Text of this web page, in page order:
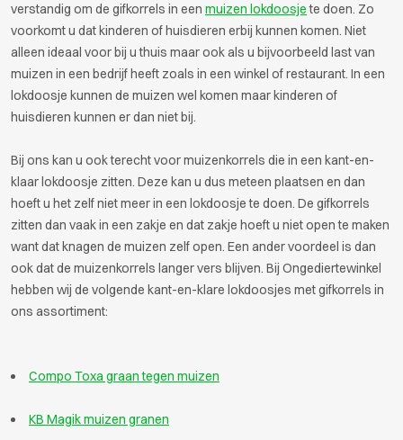
verstandig om de gifkorrels in een muizen lokdoosjete doen. Zo
voorkomt u dat kinderen of huisdieren erbij kunnen komen. Niet
alleen ideaal voor bij u thuis maar ook als u bijvoorbeeld last van
muizen in een bedrijf heeft zoals in een winkel of restaurant. In een
lokdoosje kunnen de muizen wel komen maar kinderen of
huisdieren kunnen er dan niet bij.
Bij ons kan u ook terecht voor muizenkorrels die in een kant-en-
klaar lokdoosje zitten. Deze kan u dus meteen plaatsen en dan
hoeft u het zelf niet meer in een lokdoosje te doen. De gifkorrels
zitten dan vaak in een zakje en dat zakje hoeft u niet open te maken
want dat knagen de muizen zelf open. Een ander voordeel is dan
ook dat de muizenkorrels langer vers blijven. Bij Ongediertewinkel
hebben wij de volgende kant-en-klare lokdoosjes met gifkorrels in
ons assortiment:
Compo Toxa graan tegen muizen
KB Magik muizen granen